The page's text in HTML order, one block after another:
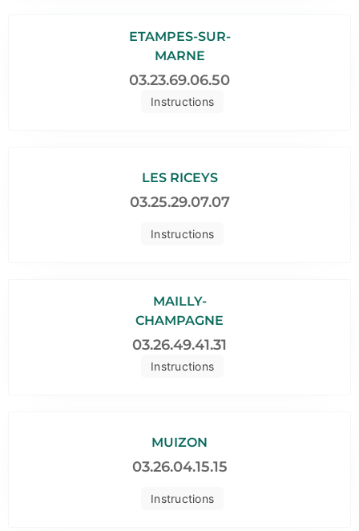
Instructions
ETAMPES-SUR-
MARNE
03.23.69.06.50
Instructions
LES RICEYS
03.25.29.07.07
Instructions
MAILLY-
CHAMPAGNE
03.26.49.41.31
Instructions
MUIZON
03.26.04.15.15